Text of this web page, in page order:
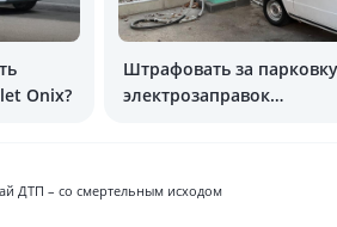
Onix?
Штрафовать за
электрозаправок
ДТП – со смертельным исходом